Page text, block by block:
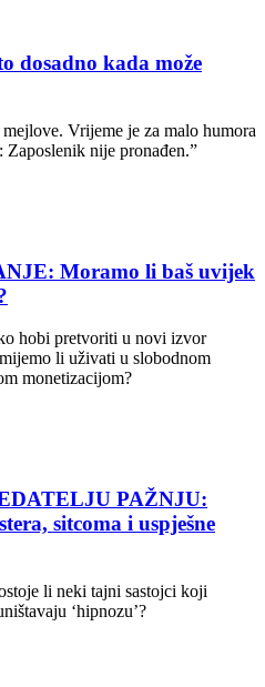
dosadno kada može
Vrijeme je za malo humora
Zaposlenik nije pronađen.”
Moramo li baš uvijek
hobi pretvoriti u novi izvor
li uživati u slobodnom
monetizacijom?
PAŽNJU:
sitcoma i uspješne
li neki tajni sastojci koji
‘hipnozu’?